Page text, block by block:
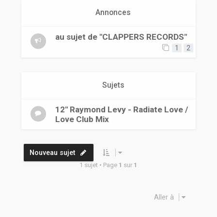
Annonces
au sujet de "CLAPPERS RECORDS"
1 2
Sujets
12" Raymond Levy - Radiate Love /
Love Club Mix
Nouveau sujet
1 sujet • Page 1 sur 1
Aller à